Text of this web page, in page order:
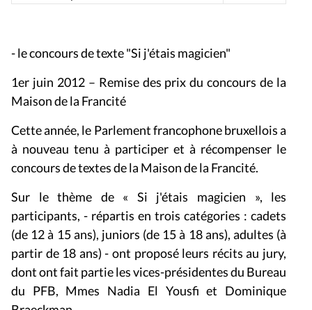
- le concours de texte "Si j'étais magicien"
1er juin 2012 – Remise des prix du concours de la
Maison de la Francité
Cette année, le Parlement francophone bruxellois a
à nouveau tenu à participer et à récompenser le
concours de textes de la Maison de la Francité.
Sur le thème de « Si j'étais magicien », les
participants, - répartis en trois catégories : cadets
(de 12 à 15 ans), juniors (de 15 à 18 ans), adultes (à
partir de 18 ans) - ont proposé leurs récits au jury,
dont ont fait partie les vices-présidentes du Bureau
du PFB, Mmes Nadia El Yousfi et Dominique